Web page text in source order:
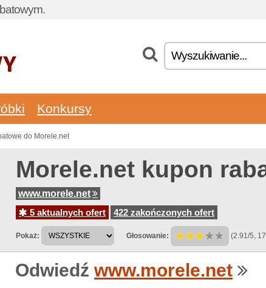
Konkursy
do Morele.net
Morele.net kupon
www.morele.net
5 aktualnych ofert
422 zakończonych ofert
Pokaż: Głosowanie: (2.91/5,
Odwiedź www.morele.net